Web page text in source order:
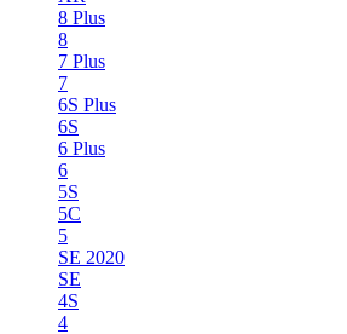
8 Plus
8
7 Plus
7
6S Plus
6S
6 Plus
6
5S
5C
5
SE 2020
SE
4S
4